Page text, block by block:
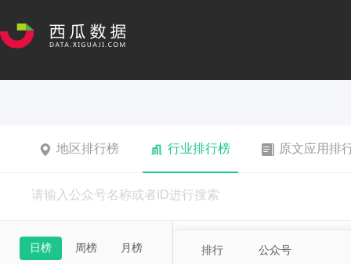
地区排行榜 行业排行榜 原文应用排
日榜 周榜 月榜 排行 公众号